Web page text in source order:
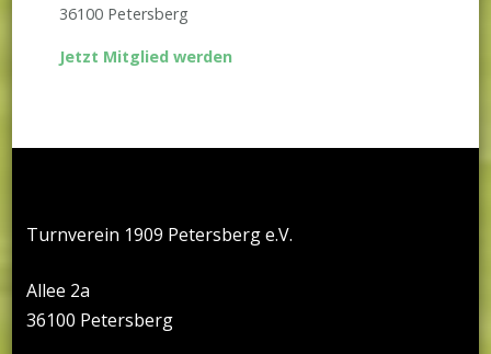
36100 Petersberg
Jetzt Mitglied werden
Turnverein 1909 Petersberg e.V.
Allee 2a
36100 Petersberg